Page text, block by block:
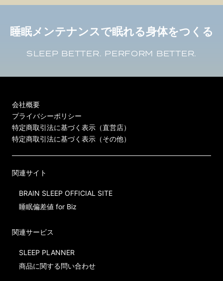
睡眠メンテナンスで眠れる身体をつくる
SLEEP BETTER. PERFORM BETTER.
会社概要
プライバシーポリシー
特定商取引法に基づく表示（直営店）
特定商取引法に基づく表示（その他）
関連サイト
BRAIN SLEEP OFFICIAL SITE
睡眠偏差値 for Biz
関連サービス
SLEEP PLANNER
商品に関する問い合わせ